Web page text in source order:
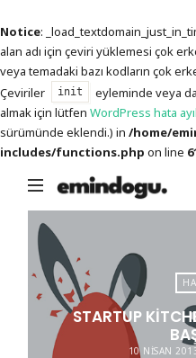
Notice:
alan adı için çeviri yüklemesi çok
veya temadaki bazı kodların çok
Çeviriler
init
eyleminde veya
almak için lütfen WordPress hata
sürümünde eklendi.) in /home/
includes/functions.php on line
STARTUP
10 NISAN